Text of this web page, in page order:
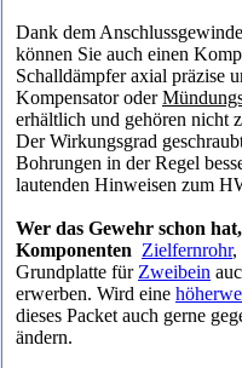
Dank dem
können Sie auch einen
Schalldämpfer axial präzise
Kompensator oder
erhältlich und gehören nicht
Der Wirkungsgrad
Bohrungen in der Regel
lautenden Hinweisen zum
Wer das Gewehr schon
Komponenten Zielfernrohr,
Grundplatte für Zweibein
erwerben. Wird eine
dieses Packet auch gerne
ändern.